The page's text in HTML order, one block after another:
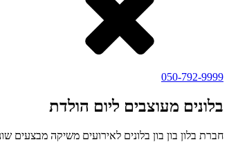
050-792-9999
בלונים מעוצבים ליום הולדת
חברת בלון בון בון בלונים לאירועים משיקה מבצעים